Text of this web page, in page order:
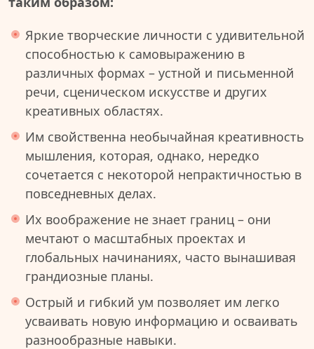
Яркие творческие личности с удивительной
способностью к самовыражению в
различных формах – устной и письменной
речи, сценическом искусстве и других
креативных областях.
Им свойственна необычайная креативность
мышления, которая, однако, нередко
сочетается с некоторой непрактичностью в
повседневных делах.
Их воображение не знает границ – они
мечтают о масштабных проектах и
глобальных начинаниях, часто вынашивая
грандиозные планы.
Острый и гибкий ум позволяет им легко
усваивать новую информацию и осваивать
разнообразные навыки.